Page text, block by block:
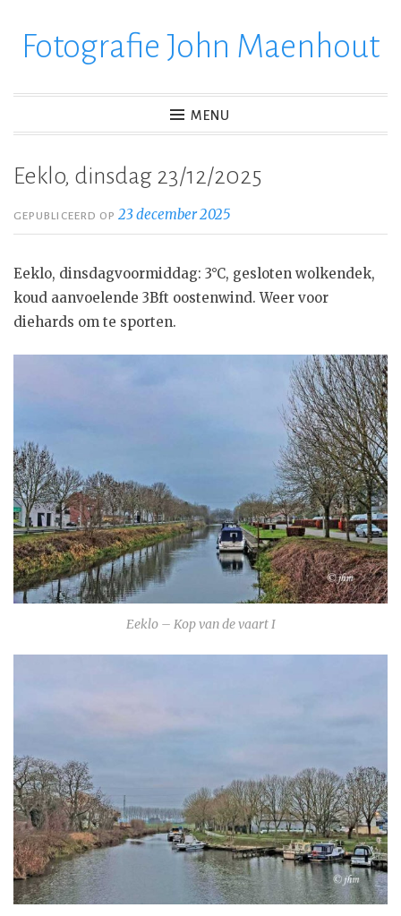
verderFotografie John Maenhout
MENU
Eeklo, dinsdag 23/12/2025
GEPUBLICEERD OP23 december 2025
Eeklo, dinsdagvoormiddag: 3°C, gesloten wolkendek,
koud aanvoelende 3Bft oostenwind. Weer voor
diehards om te sporten.
Eeklo – Kop van de vaart I